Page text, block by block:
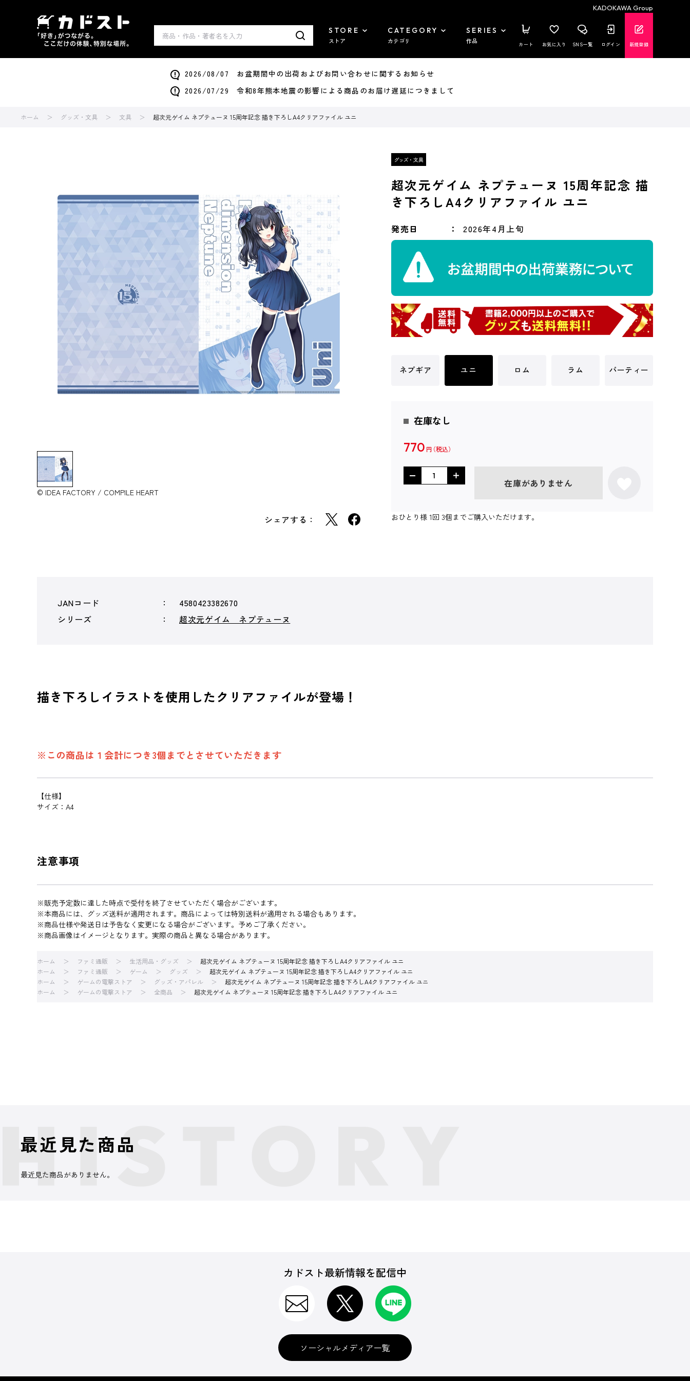
KADOKAWA Group
STORE
ストア
CATEGORY
カテゴリ
SERIES
作品 カート お気に入り SNS一覧 ログイン 新規登録
2026/08/07 お盆期間中の出荷およびお問い合わせに関するお知らせ
2026/07/29 令和8年熊本地震の影響による商品のお届け遅延につきまして
ホーム グッズ・文具 文具 超次元ゲイム ネプテューヌ 15周年記念 描き下ろしA4クリアファイル ユニ
© IDEA FACTORY / COMPILE HEART
シェアする：
超次元ゲイム ネプテューヌ 15周年記念 描
き下ろしA4クリアファイル ユニ
発売日 2026年4月上旬
ネプギア ユニ ロム ラム パーティー
在庫なし
770 円
在庫がありません
おひとり様 1回 3個までご購入いただけます。
JANコード
4580423382670
シリーズ
超次元ゲイム ネプテューヌ
描き下ろしイラストを使用したクリアファイルが登場！
※この商品は１会計につき3個までとさせていただきます
【仕様】
サイズ：A4
注意事項
※販売予定数に達した時点で受付を終了させていただく場合がございます。
※本商品には、グッズ送料が適用されます。商品によっては特別送料が適用される場合もあります。
※商品仕様や発送日は予告なく変更になる場合がございます。予めご了承ください。
※商品画像はイメージとなります。実際の商品と異なる場合があります。
ホーム ファミ通販 生活用品・グッズ
超次元ゲイム ネプテューヌ 15周年記念 描き下ろしA4クリアファイル ユニ
ホーム
ファミ通販 ゲーム グッズ
超次元ゲイム ネプテューヌ 15周年記念 描き下ろしA4クリアファイル ユニ
ホーム
ゲームの電撃ストア グッズ・アパレル
超次元ゲイム ネプテューヌ 15周年記念 描き下ろしA4クリアファイル ユニ
ホーム
ゲームの電撃ストア 全商品 超次元ゲイム ネプテューヌ 15周年記念 描き下ろしA4クリアファイル ユニ
最近見た商品
最近見た商品がありません。
カドスト最新情報を配信中
ソーシャルメディア一覧